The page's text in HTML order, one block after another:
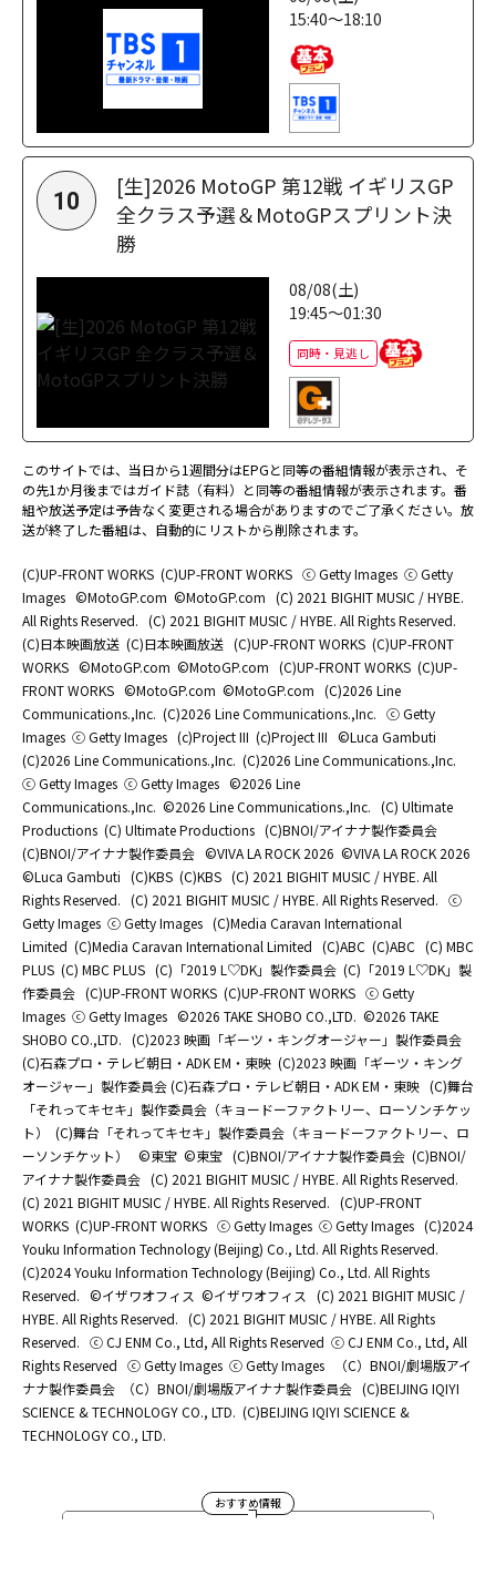
15:40～18:10
10
[生]2026 MotoGP 第12戦 イギリスGP
全クラス予選＆MotoGPスプリント決
勝
08/08(土)
19:45～01:30
同時・見逃し
このサイトでは、当日から1週間分はEPGと同等の番組情報が表示され、そ
の先1か月後まではガイド誌（有料）と同等の番組情報が表示されます。番
組や放送予定は予告なく変更される場合がありますのでご了承ください。放
送が終了した番組は、自動的にリストから削除されます。
(C)UP-FRONT WORKS (C)UP-FRONT WORKS ⓒ Getty Images ⓒ Getty
Images ©MotoGP.com ©MotoGP.com (C) 2021 BIGHIT MUSIC / HYBE.
All Rights Reserved. (C) 2021 BIGHIT MUSIC / HYBE. All Rights Reserved.
(C)日本映画放送 (C)日本映画放送 (C)UP-FRONT WORKS (C)UP-FRONT
WORKS ©MotoGP.com ©MotoGP.com (C)UP-FRONT WORKS (C)UP-
FRONT WORKS ©MotoGP.com ©MotoGP.com (C)2026 Line
Communications.,Inc. (C)2026 Line Communications.,Inc. ⓒ Getty
Images ⓒ Getty Images (c)Project III (c)Project III ©Luca Gambuti
(C)2026 Line Communications.,Inc. (C)2026 Line Communications.,Inc.
ⓒ Getty Images ⓒ Getty Images ©2026 Line
Communications.,Inc. ©2026 Line Communications.,Inc. (C) Ultimate
Productions (C) Ultimate Productions (C)BNOI/アイナナ製作委員会
(C)BNOI/アイナナ製作委員会 ©️VIVA LA ROCK 2026 ©️VIVA LA ROCK 2026
©Luca Gambuti (C)KBS (C)KBS (C) 2021 BIGHIT MUSIC / HYBE. All
Rights Reserved. (C) 2021 BIGHIT MUSIC / HYBE. All Rights Reserved. ⓒ
Getty Images ⓒ Getty Images (C)Media Caravan International
Limited (C)Media Caravan International Limited (C)ABC (C)ABC (C) MBC
PLUS (C) MBC PLUS (C)「2019 L♡DK」製作委員会 (C)「2019 L♡DK」製
作委員会 (C)UP-FRONT WORKS (C)UP-FRONT WORKS ⓒ Getty
Images ⓒ Getty Images ©2026 TAKE SHOBO CO.,LTD. ©2026 TAKE
SHOBO CO.,LTD. (C)2023 映画「ギーツ・キングオージャー」製作委員会
(C)石森プロ・テレビ朝日・ADK EM・東映 (C)2023 映画「ギーツ・キング
オージャー」製作委員会 (C)石森プロ・テレビ朝日・ADK EM・東映 (C)舞台
「それってキセキ」製作委員会（キョードーファクトリー、ローソンチケッ
ト）
(C)舞台「それってキセキ」製作委員会（キョードーファクトリー、ロ
ーソンチケット）
©東宝 ©東宝 (C)BNOI/アイナナ製作委員会 (C)BNOI/
アイナナ製作委員会 (C) 2021 BIGHIT MUSIC / HYBE. All Rights Reserved.
(C) 2021 BIGHIT MUSIC / HYBE. All Rights Reserved. (C)UP-FRONT
WORKS (C)UP-FRONT WORKS ⓒ Getty Images ⓒ Getty Images (C)2024
Youku Information Technology (Beijing) Co., Ltd. All Rights Reserved.
(C)2024 Youku Information Technology (Beijing) Co., Ltd. All Rights
Reserved. ©イザワオフィス ©イザワオフィス
(C) 2021 BIGHIT MUSIC /
HYBE. All Rights Reserved. (C) 2021 BIGHIT MUSIC / HYBE. All Rights
Reserved. ⓒ CJ ENM Co., Ltd, All Rights Reserved ⓒ CJ ENM Co., Ltd, All
Rights Reserved ⓒ Getty Images ⓒ Getty Images
（C）BNOI/劇場版アイ
ナナ製作委員会
（C）BNOI/劇場版アイナナ製作委員会 (C)BEIJING IQIYI
SCIENCE & TECHNOLOGY CO., LTD. (C)BEIJING IQIYI SCIENCE &
TECHNOLOGY CO., LTD.
おすすめ情報